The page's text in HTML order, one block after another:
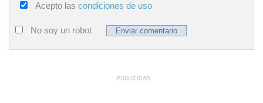
Acepto las condiciones de uso
No soy un robot
PUBLICIDAD